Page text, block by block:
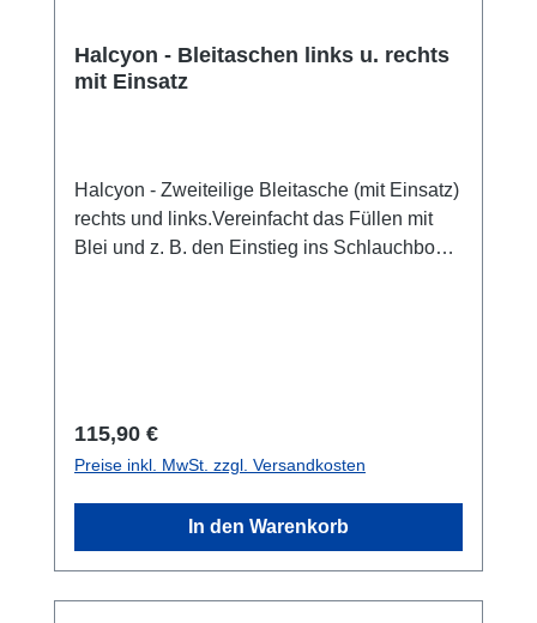
Halcyon - Bleitaschen links u. rechts
mit Einsatz
Halcyon - Zweiteilige Bleitasche (mit Einsatz)
rechts und links.Vereinfacht das Füllen mit
Blei und z. B. den Einstieg ins Schlauchboot.
Regulärer Preis:
115,90 €
Preise inkl. MwSt. zzgl. Versandkosten
In den Warenkorb